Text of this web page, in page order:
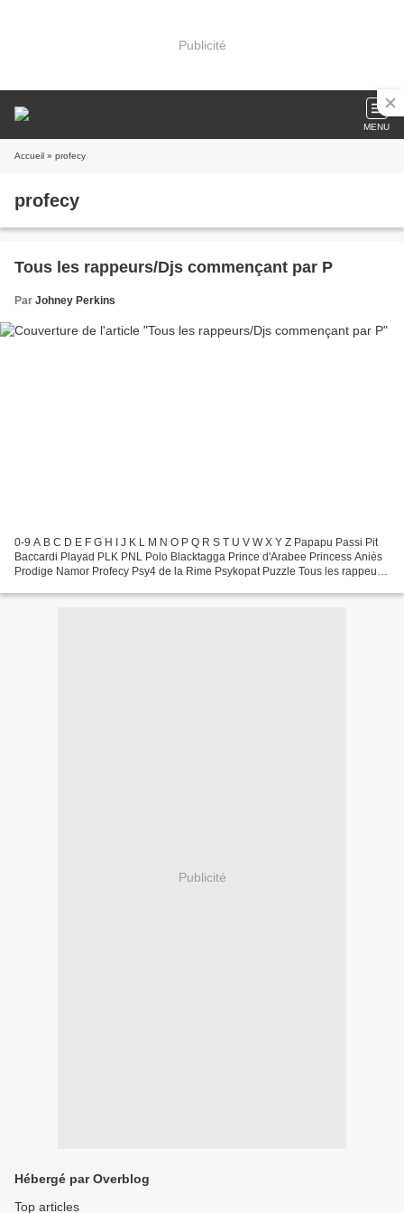
Publicité
MENU
Accueil » profecy
profecy
Tous les rappeurs/Djs commençant par P
Par Johney Perkins
0-9 A B C D E F G H I J K L M N O P Q R S T U V W X Y Z Papapu Passi Pit
Baccardi Playad PLK PNL Polo Blacktagga Prince d'Arabee Princess Aniès
Prodige Namor Profecy Psy4 de la Rime Psykopat Puzzle Tous les rappeurs
Publicité
Hébergé par Overblog
Top articles